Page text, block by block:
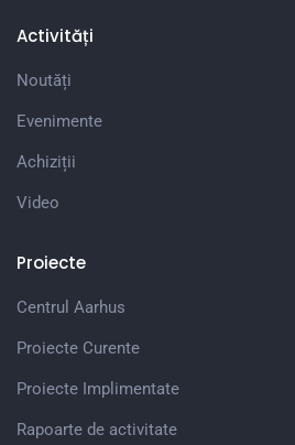
Activități
Noutăți
Evenimente
Achiziții
Video
Proiecte
Centrul Aarhus
Proiecte Curente
Proiecte Implimentate
Rapoarte de activitate